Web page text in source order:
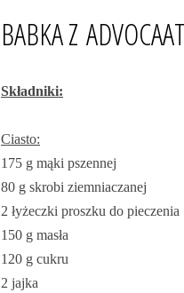
BABKA Z
Składniki:
Ciasto:
175 g mąki pszennej
80 g skrobi ziemniaczanej
2 łyżeczki proszku do pieczenia
150 g masła
120 g cukru
2 jajka